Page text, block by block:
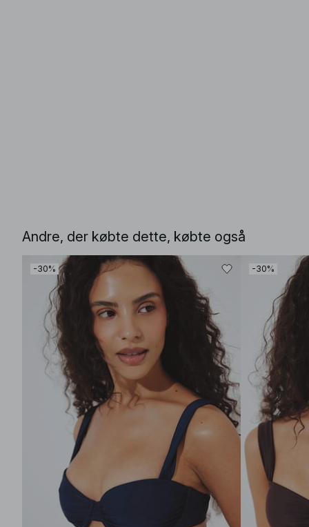
Andre, der købte dette, købte også
-30% -30%